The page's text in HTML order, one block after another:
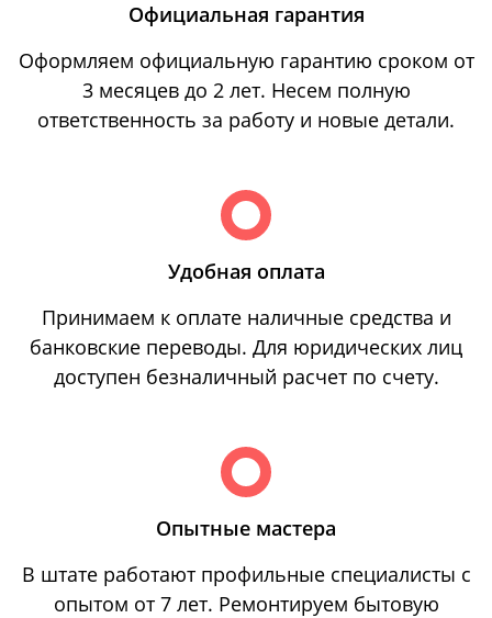
Официальная гарантия
Оформляем официальную гарантию сроком от
3 месяцев до 2 лет. Несем полную
ответственность за работу и новые детали.
Удобная оплата
Принимаем к оплате наличные средства и
банковские переводы. Для юридических лиц
доступен безналичный расчет по счету.
Опытные мастера
В штате работают профильные специалисты с
опытом от 7 лет. Ремонтируем бытовую